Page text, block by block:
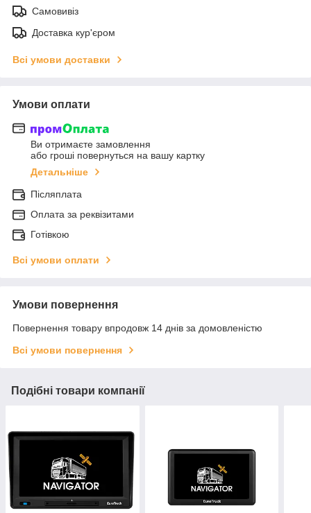
Самовивіз
Доставка кур'єром
Всі умови доставки
Умови оплати
Ви отримаєте замовлення
або гроші повернуться на вашу картку
Детальніше
Післяплата
Оплата за реквізитами
Готівкою
Всі умови оплати
Умови повернення
Повернення товару впродовж 14 днів за домовленістю
Всі умови повернення
Подібні товари компанії